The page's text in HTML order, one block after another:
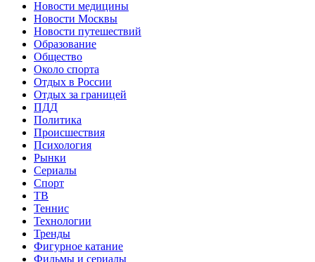
Новости медицины
Новости Москвы
Новости путешествий
Образование
Общество
Около спорта
Отдых в России
Отдых за границей
ПДД
Политика
Происшествия
Психология
Рынки
Сериалы
Спорт
ТВ
Теннис
Технологии
Тренды
Фигурное катание
Фильмы и сериалы